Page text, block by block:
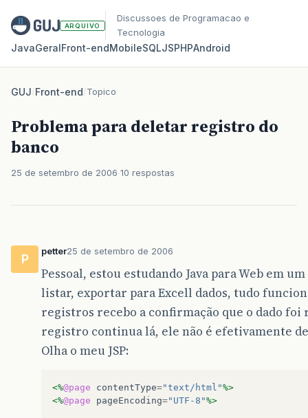
ARQUIVO
Discussoes de Programacao e
Tecnologia
JavaGeralFront‑endMobileSQLJSPHPAndroid
GUJ/Front-end/Topico
Problema para deletar registro do
banco
25 de setembro de 2006 10 respostas
P
petter25 de setembro de 2006
Pessoal, estou estudando Java para Web em
listar, exportar para Excell dados, tudo
registros recebo a confirmação que o dado
registro continua lá, ele não é efetivamente
Olha o meu JSP:
<%@page contentType="text/html"%>
<%@page pageEncoding="UTF-8"%>